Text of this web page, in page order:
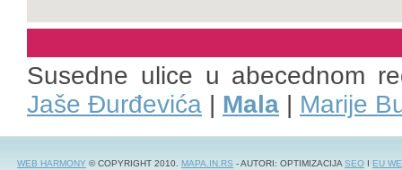
Susedne ulice u abecednom
Jaše Đurđevića | Mala | Marije
WEB HARMONY © COPYRIGHT 2010. MAPA.IN.RS - AUTORI: OPTIMIZACIJASEO I EU